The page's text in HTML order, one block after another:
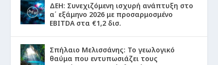
ΔΕΗ: Συνεχιζόμενη ισχυρή ανάπτυξη στο
α΄ εξάμηνο 2026 με προσαρμοσμένο
EBITDA στα €1,2 δισ.
Σπήλαιο Μελισσάνης: Το γεωλογικό
θαύμα που εντυπωσιάζει τους